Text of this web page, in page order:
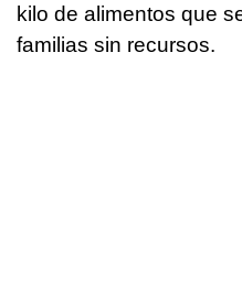
kilo de alimentos que
familias sin recursos.